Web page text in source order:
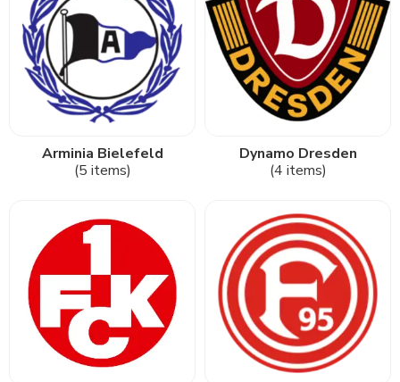
Arminia Bielefeld
(5 items)
Dynamo Dresden
(4 items)